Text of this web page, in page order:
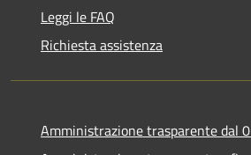
Leggi le FAQ
Richiesta assistenza
Amministrazione trasparente dal